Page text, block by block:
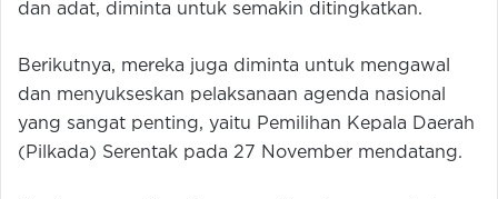
dan adat, diminta untuk semakin ditingkatkan.
Berikutnya, mereka juga diminta untuk mengawal
dan menyukseskan pelaksanaan agenda nasional
yang sangat penting, yaitu Pemilihan Kepala Daerah
(Pilkada) Serentak pada 27 November mendatang.